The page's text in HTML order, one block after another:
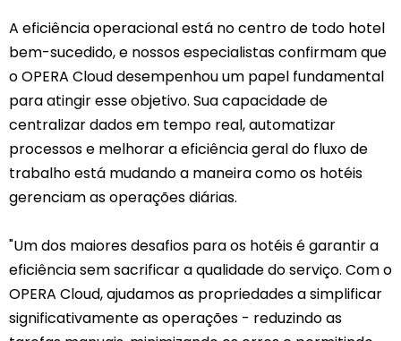
A eficiência operacional está no centro de todo hotel
bem-sucedido, e nossos especialistas confirmam que
o OPERA Cloud desempenhou um papel fundamental
para atingir esse objetivo. Sua capacidade de
centralizar dados em tempo real, automatizar
processos e melhorar a eficiência geral do fluxo de
trabalho está mudando a maneira como os hotéis
gerenciam as operações diárias.
"Um dos maiores desafios para os hotéis é garantir a
eficiência sem sacrificar a qualidade do serviço. Com o
OPERA Cloud, ajudamos as propriedades a simplificar
significativamente as operações - reduzindo as